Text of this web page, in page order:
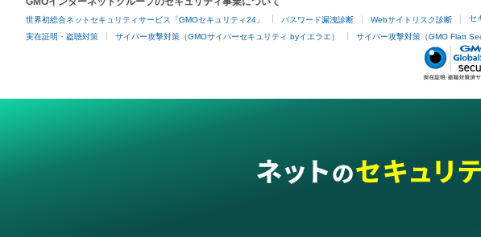
世界初総合ネットセキュリティサービス「GMOセキュリティ24」 パスワード漏洩診断 Webサイトリスク診断 セ
実在証明・盗聴対策 サイバー攻撃対策（GMOサイバーセキュリティ byイエラエ） サイバー攻撃対策（GMO Flatt